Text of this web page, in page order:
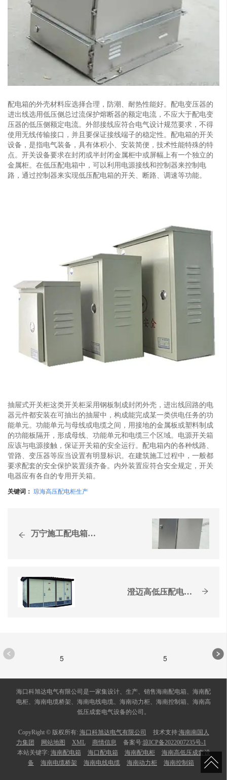
配电箱的外壳材料应选择合理，防潮、耐热性能好。配电变压器的
进出线选用低压侧总过流保护熔断器的额定电流，不应大于配电变
压器的低压侧额定电流。外部接线应符合电气设计规范要求，不得
使用无线传输接口，并且要保证接线端子的稳定性。配电箱的开关
设备，是指电气装备，具有体积小、安装简便，技术性能特殊的特
点。开关设备要求在封闭或半封闭金属柜中或屏幅上有一个独立的
金属柜。在低压配电箱中，可以利用电源接线和控制器来控制电
路，通过控制器来实现低压配电箱的开关、断路、调速等功能。
抽屉式开关柜这类开关柜采用钢板制成封闭外壳，进出线回路的电
器元件都安装在可抽出的抽屉中，构成能完成某一类供电任务的功
能单元。功能单元与母线或电缆之间，用接地的金属板或塑料制成
的功能板隔开，形成母线、功能单元和电缆三个区域。电源开关箱
应该与电源接触，保证开关箱的安全运行。配电箱内的各种线路、
管路、变压器等应当设置有明显标识。在建筑施工过程中，一般都
要求配套的安全保护装置须齐备。内外装置应符合安全规定，开关
电器应有各自的专用开关箱。
关键词： 琼海高压配电柜生产
万宁施工配电箱厂家,配电柜公司
澄迈高低压配电设备生产厂...
5 5
海口科旭达电气有限公司是一家集设计、生产、销售海南配电箱、海南配
电柜、海南电缆桥架、海南电线电缆、海南动力柜、海南控制箱、海南高
低压成套电气设备的公司。
CopyRight © 版权所有: 海口科旭达电气有限公司 技术支持:海南南国人
力集团
网站地图 XML 商情信息 备案号:琼ICP备2022007235号-1
本站关键字: 海南配电箱 海口配电箱 海南配电柜
海南高低压成套设
备
海南电缆桥架 海南电线电缆 海南动力柜 海南控制箱